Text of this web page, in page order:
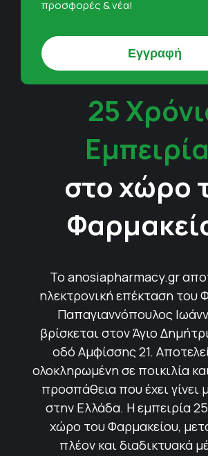
προσφορές & νέα!
25
στο χώρο
Το anosiapharmacy.gr
ηλεκτρονική επέκταση του
Παπαγιαννόπουλος
βρίσκεται στον Άγιο
οδό Αμφίσσης 21.
ολοκληρωμένη σε ποικιλία
προσπάθεια που έχει γίνει
στην Ελλάδα. Η εμπειρία
χώρο του Φαρμακείου,
πλέον και διαδικτυακά